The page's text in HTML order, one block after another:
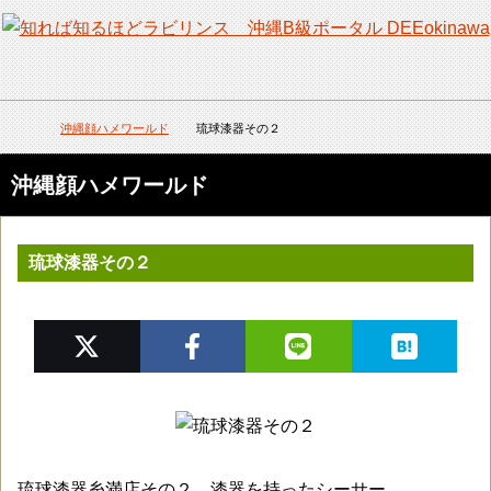
メニュー 検
DEEokinawaトップ
沖縄顔ハメワールド 琉球漆器その２
沖縄顔ハメワールド
琉球漆器その２